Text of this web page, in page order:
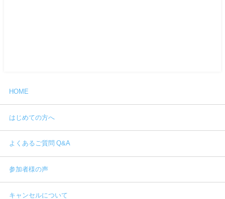
HOME
はじめての方へ
よくあるご質問 Q&A
参加者様の声
キャンセルについて